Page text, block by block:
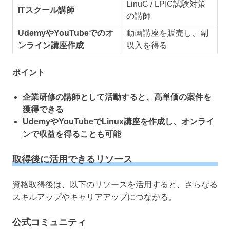
ITスクール講師
LinuC / LPIC試験対策
の講師
UdemyやYouTubeでのオ
ンライン講座作成
動画講座を販売し、副
収入を得る
ポイント
企業研修の講師として活動すると、高単価の案件を
獲得できる
UdemyやYouTubeでLinux講座を作成し、オンライ
ンで収益を得ることも可能
取得後に活用できるリソース
資格取得後は、以下のリソースを活用すると、さらなる
スキルアップやキャリアアップにつながる。
公式コミュニティ